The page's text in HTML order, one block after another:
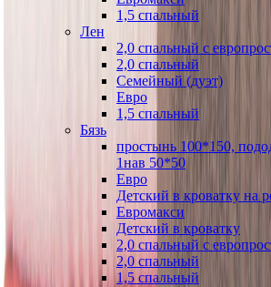
1,5 спальный
Лен
2,0 спальный с
2,0 спальный
Семейный (дуэт)
Евро
1,5 спальный
Бязь
простынь 100*150,
1нав 50*50
Евро
Детский в кроватку на
Евромакси
Детский в кроватку
2,0 спальный с
2,0 спальный
1,5 спальный